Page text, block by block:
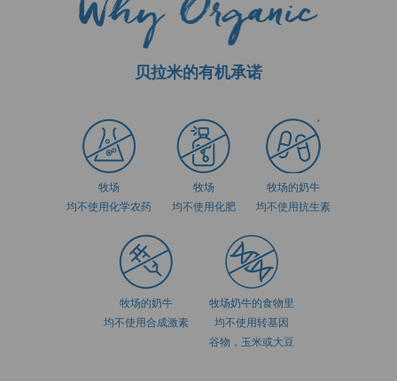
贝拉米的有机承诺
牧场
均不使用化学农药
牧场
均不使用化肥
牧场的奶牛
均不使用抗生素
牧场的奶牛
均不使用合成激素
牧场奶牛的食物里
均不使用转基因
谷物，玉米或大豆